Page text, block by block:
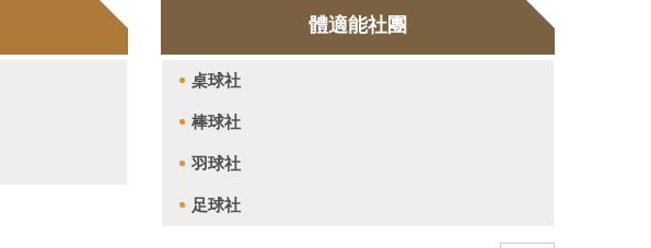
體適能社團
桌球社
棒球社
羽球社
足球社